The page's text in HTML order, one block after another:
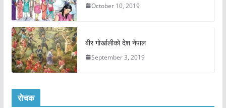
October 10, 2019
बीर गोर्खालीको देश नेपाल
September 3, 2019
रोचक